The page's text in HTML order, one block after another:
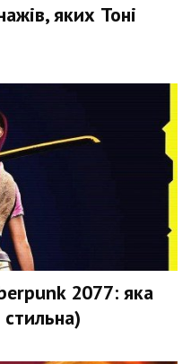
яких Тоні
2077: яка